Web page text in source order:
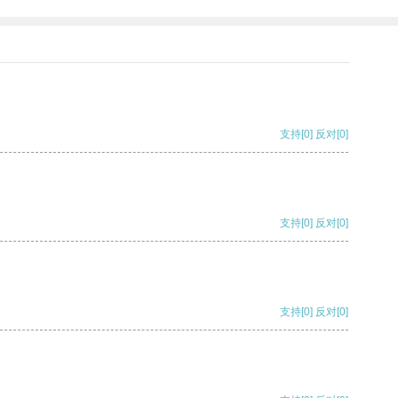
支持[0] 反对[0]
支持[0] 反对[0]
支持[0] 反对[0]